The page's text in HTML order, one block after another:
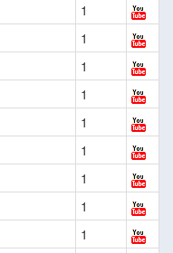
1
1
1
1
1
1
1
1
1